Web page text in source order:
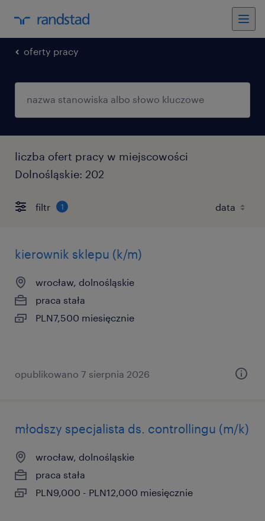
oferty pracy
liczba ofert pracy w miejscowości
Dolnośląskie: 202
filtr 1
kierownik sklepu (k/m)
wrocław, dolnośląskie
praca stała
PLN7,500 miesięcznie
opublikowano 7 sierpnia 2026
młodszy specjalista ds. controllingu (m/k)
wrocław, dolnośląskie
praca stała
PLN9,000 - PLN12,000 miesięcznie